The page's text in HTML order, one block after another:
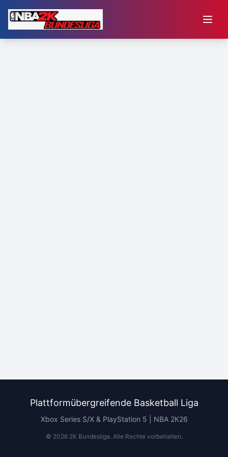
Plattformübergreifende Basketball Liga
Xbox Series S/X & PlayStation 5 | NBA 2K26
© 20262K Bundesliga. Alle Rechte vorbehalten.